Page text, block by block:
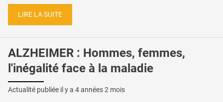
LIRE LA SUITE
ALZHEIMER : Hommes, femmes,
l'inégalité face à la maladie
Actualité publiée il y a 4 années 2 mois